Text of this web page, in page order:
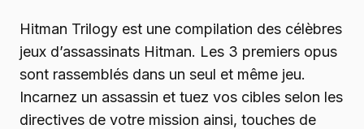
Hitman Trilogy est une compilation des célèbres
jeux d’assassinats Hitman. Les 3 premiers opus
sont rassemblés dans un seul et même jeu.
Incarnez un assassin et tuez vos cibles selon les
directives de votre mission ainsi, touches de